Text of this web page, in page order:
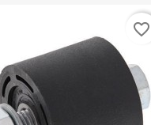
favorite_border